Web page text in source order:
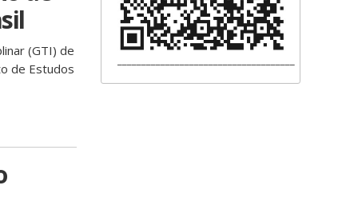
(GTI) de
de Estudos